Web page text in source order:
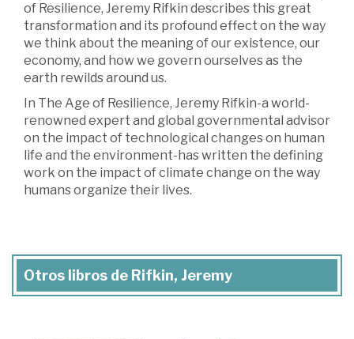
of Resilience, Jeremy Rifkin describes this great
transformation and its profound effect on the way
we think about the meaning of our existence, our
economy, and how we govern ourselves as the
earth rewilds around us.
In The Age of Resilience, Jeremy Rifkin-a world-
renowned expert and global governmental advisor
on the impact of technological changes on human
life and the environment-has written the defining
work on the impact of climate change on the way
humans organize their lives.
Otros libros de Rifkin, Jeremy